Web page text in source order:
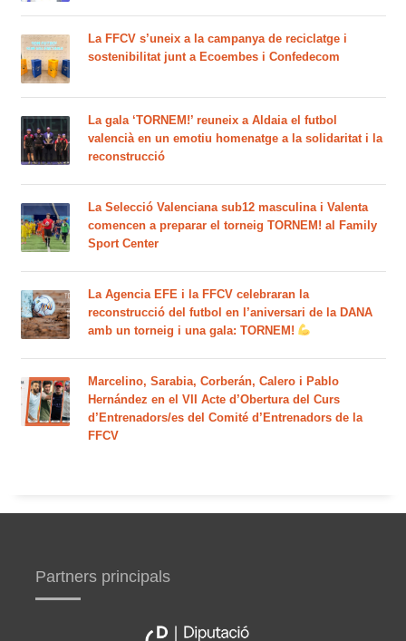
La FFCV s’uneix a la campanya de reciclatge i
sostenibilitat junt a Ecoembes i Confedecom
La gala ‘TORNEM!’ reuneix a Aldaia el futbol
valencià en un emotiu homenatge a la solidaritat i la
reconstrucció
La Selecció Valenciana sub12 masculina i Valenta
comencen a preparar el torneig TORNEM! al Family
Sport Center
La Agencia EFE i la FFCV celebraran la
reconstrucció del futbol en l’aniversari de la DANA
amb un torneig i una gala: TORNEM!
Marcelino, Sarabia, Corberán, Calero i Pablo
Hernández en el VII Acte d’Obertura del Curs
d’Entrenadors/es del Comité d’Entrenadors de la
FFCV
Partners principals